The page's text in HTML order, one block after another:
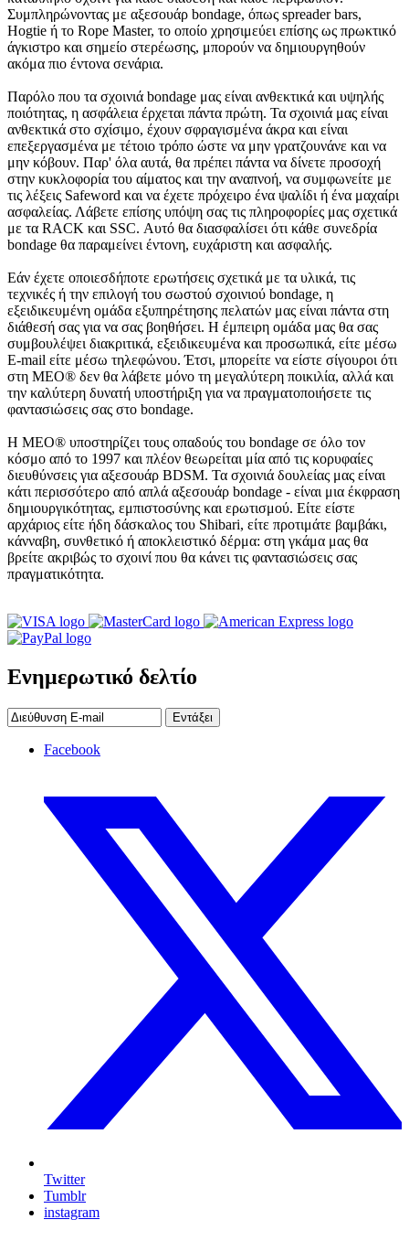
Συμπληρώνοντας με αξεσουάρ bondage, όπως spreader bars,
Hogtie ή το Rope Master, το οποίο χρησιμεύει επίσης ως πρωκτικό
άγκιστρο και σημείο στερέωσης, μπορούν να δημιουργηθούν
ακόμα πιο έντονα σενάρια.
Παρόλο που τα σχοινιά bondage μας είναι ανθεκτικά και υψηλής
ποιότητας, η ασφάλεια έρχεται πάντα πρώτη. Τα σχοινιά μας είναι
ανθεκτικά στο σχίσιμο, έχουν σφραγισμένα άκρα και είναι
επεξεργασμένα με τέτοιο τρόπο ώστε να μην γρατζουνάνε και να
μην κόβουν. Παρ' όλα αυτά, θα πρέπει πάντα να δίνετε προσοχή
στην κυκλοφορία του αίματος και την αναπνοή, να συμφωνείτε με
τις λέξεις Safeword και να έχετε πρόχειρο ένα ψαλίδι ή ένα μαχαίρι
ασφαλείας. Λάβετε επίσης υπόψη σας τις πληροφορίες μας σχετικά
με τα RACK και SSC. Αυτό θα διασφαλίσει ότι κάθε συνεδρία
bondage θα παραμείνει έντονη, ευχάριστη και ασφαλής.
Εάν έχετε οποιεσδήποτε ερωτήσεις σχετικά με τα υλικά, τις
τεχνικές ή την επιλογή του σωστού σχοινιού bondage, η
εξειδικευμένη ομάδα εξυπηρέτησης πελατών μας είναι πάντα στη
διάθεσή σας για να σας βοηθήσει. Η έμπειρη ομάδα μας θα σας
συμβουλέψει διακριτικά, εξειδικευμένα και προσωπικά, είτε μέσω
E-mail είτε μέσω τηλεφώνου. Έτσι, μπορείτε να είστε σίγουροι ότι
στη MEO® δεν θα λάβετε μόνο τη μεγαλύτερη ποικιλία, αλλά και
την καλύτερη δυνατή υποστήριξη για να πραγματοποιήσετε τις
φαντασιώσεις σας στο bondage.
Η MEO® υποστηρίζει τους οπαδούς του bondage σε όλο τον
κόσμο από το 1997 και πλέον θεωρείται μία από τις κορυφαίες
διευθύνσεις για αξεσουάρ BDSM. Τα σχοινιά δουλείας μας είναι
κάτι περισσότερο από απλά αξεσουάρ bondage - είναι μια έκφραση
δημιουργικότητας, εμπιστοσύνης και ερωτισμού. Είτε είστε
αρχάριος είτε ήδη δάσκαλος του Shibari, είτε προτιμάτε βαμβάκι,
κάνναβη, συνθετικό ή αποκλειστικό δέρμα: στη γκάμα μας θα
βρείτε ακριβώς το σχοινί που θα κάνει τις φαντασιώσεις σας
πραγματικότητα.
Ενημερωτικό δελτίο
Εντάξει
Facebook
Twitter
Tumblr
instagram